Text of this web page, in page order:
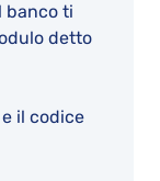
banco ti
detto
il codice